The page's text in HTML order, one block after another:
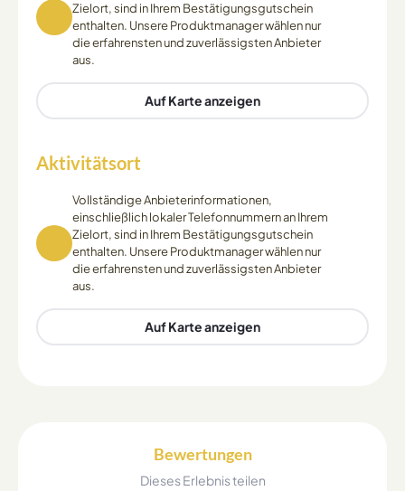
Zielort, sind in Ihrem Bestätigungsgutschein
enthalten. Unsere Produktmanager wählen nur
die erfahrensten und zuverlässigsten Anbieter
aus.
Auf Karte anzeigen
Aktivitätsort
Vollständige Anbieterinformationen,
einschließlich lokaler Telefonnummern an Ihrem
Zielort, sind in Ihrem Bestätigungsgutschein
enthalten. Unsere Produktmanager wählen nur
die erfahrensten und zuverlässigsten Anbieter
aus.
Auf Karte anzeigen
Bewertungen
Dieses Erlebnis teilen